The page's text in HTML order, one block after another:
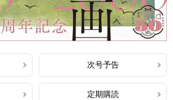
次号予告
定期購読